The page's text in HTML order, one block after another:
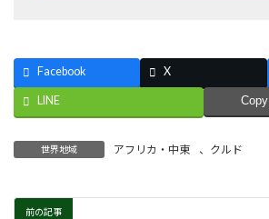
Facebook X
LINE Copy
世界地域 アフリカ・中東 、 クルド
前の記事